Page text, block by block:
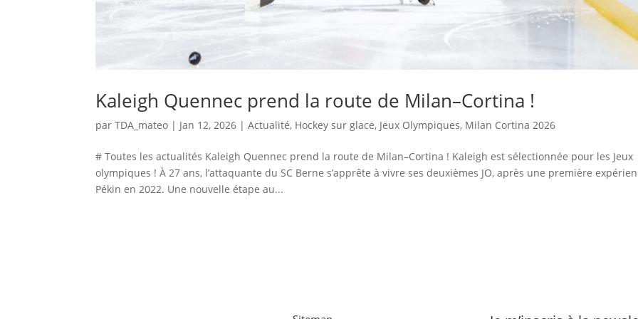
Kaleigh Quennec prend la route de Milan–Cortina !
parTDA_mateo | Jan 12, 2026 |Actualité, Hockey sur glace, Jeux Olympiques, Milan Cortina 2026
# Toutes les actualités Kaleigh Quennec prend la route de Milan–Cortina ! Kaleigh est sélectionnée pour les Jeux
olympiques ! À 27 ans, l’attaquante du SC Berne s’apprête à vivre ses deuxièmes JO, après une première
Pékin en 2022. Une nouvelle étape au...